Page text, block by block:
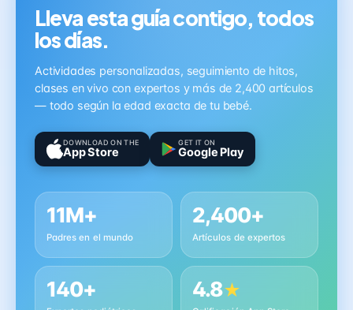
Lleva esta guía contigo, todos
los días.
Actividades personalizadas, seguimiento de hitos,
clases en vivo con expertos y más de 2,400 artículos
— todo según la edad exacta de tu bebé.
DOWNLOAD ON THE
App Store
GET IT ON
Google Play
11M+
Padres en el mundo
2,400+
Artículos de expertos
140+ 4.8★